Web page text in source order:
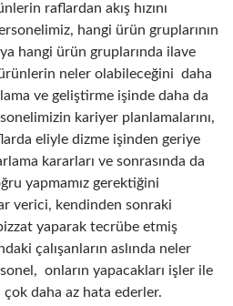
raflardan akış hızını
hangi ürün gruplarının
hangi ürün gruplarında ilave
neler olabileceğini daha
ve geliştirme işinde daha da
kariyer planlamalarını,
eliyle dizme işinden geriye
kararları ve sonrasında da
yapmamız gerektiğini
verici, kendinden sonraki
yaparak tecrübe etmiş
çalışanların aslında neler
onların yapacakları işler ile
daha az hata ederler.